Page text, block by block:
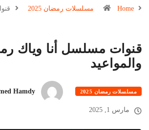
Home مسلسلات رمضان 2025
والمواعيد
مسلسلات رمضان 2025 Hamdy
مارس 1, 2025